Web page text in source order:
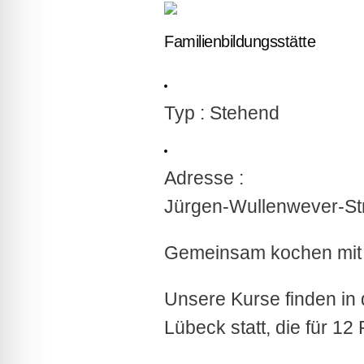
Familienbildungsstätte
Typ : Stehend
Adresse :
Jürgen-Wullenwever-
Gemeinsam kochen
Unsere Kurse finden
Lübeck statt, die für 12